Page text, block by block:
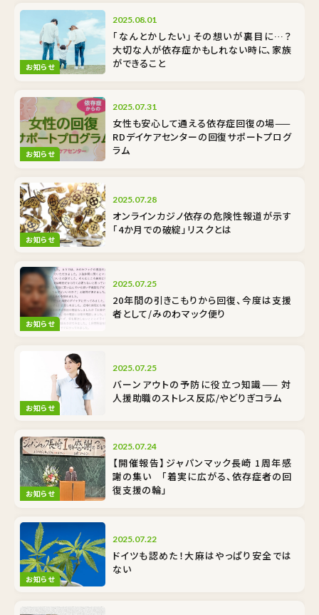
お知らせ
2025.08.01
「なんとかしたい」その想いが裏目に…？
大切な人が依存症かもしれない時に、家族
ができること
お知らせ
2025.07.31
女性も安心して通える依存症回復の場——
RDデイケアセンターの回復サポートプログ
ラム
お知らせ
2025.07.28
オンラインカジノ依存の危険性――報道が示す
「4か月での破綻」リスクとは
お知らせ
2025.07.25
20年間の引きこもりから回復、今度は支援
者として/みのわマック便り
お知らせ
2025.07.25
バーンアウトの予防に役立つ知識—— 対
人援助職のストレス反応/やどりぎコラム
お知らせ
2025.07.24
【開催報告】ジャパンマック長崎 1周年感
謝の集い 「着実に広がる、依存症者の回
復支援の輪」
お知らせ
2025.07.22
ドイツも認めた！大麻はやっぱり安全では
ない